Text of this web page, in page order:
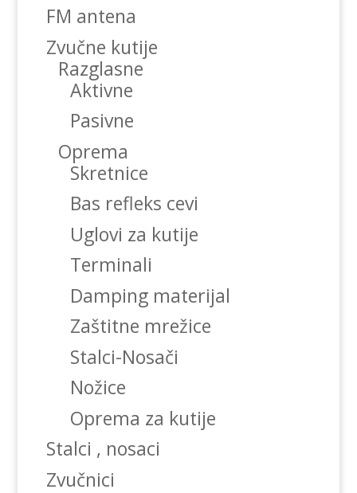
FM antena
Zvučne kutije
Razglasne
Aktivne
Pasivne
Oprema
Skretnice
Bas refleks cevi
Uglovi za kutije
Terminali
Damping materijal
Zaštitne mrežice
Stalci-Nosači
Nožice
Oprema za kutije
Stalci , nosaci
Zvučnici